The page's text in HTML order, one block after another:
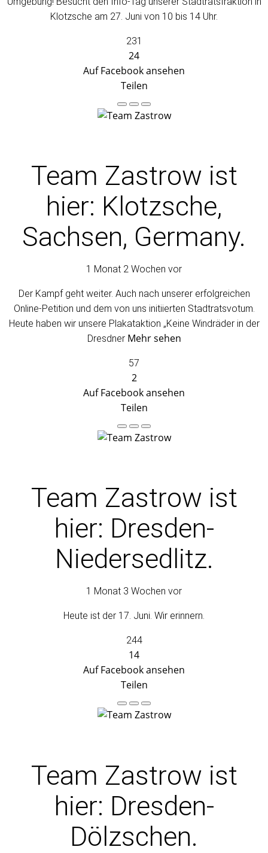
Klotzsche am 27. Juni von 10 bis 14 Uhr.
231
24
Auf Facebook ansehen
Teilen
Team Zastrow ist
hier: Klotzsche,
Sachsen, Germany.
1 Monat 2 Wochen vor
Der Kampf geht weiter. Auch nach unserer erfolgreichen
Online-Petition und dem von uns initiierten Stadtratsvotum.
Heute haben wir unsere Plakataktion „Keine Windräder in der
Dresdner Mehr sehen
57
2
Auf Facebook ansehen
Teilen
Team Zastrow ist
hier: Dresden-
Niedersedlitz.
1 Monat 3 Wochen vor
Heute ist der 17. Juni. Wir erinnern.
244
14
Auf Facebook ansehen
Teilen
Team Zastrow ist
hier: Dresden-
Dölzschen.